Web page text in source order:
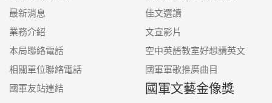
最新消息
業務介紹
本局聯絡電話
相關單位聯絡電話
國軍友站連結
佳文選讀
文宣影片
空中英語教室好想講英文
國軍軍歌推廣曲目
國軍文藝金像獎